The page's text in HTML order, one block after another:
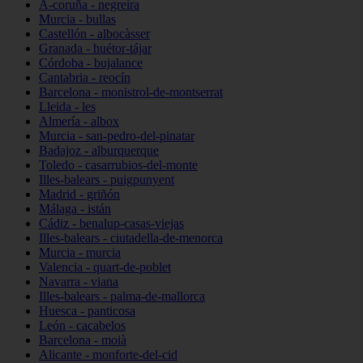
A-coruña - negreira
Murcia - bullas
Castellón - albocàsser
Granada - huétor-tájar
Córdoba - bujalance
Cantabria - reocín
Barcelona - monistrol-de-montserrat
Lleida - les
Almería - albox
Murcia - san-pedro-del-pinatar
Badajoz - alburquerque
Toledo - casarrubios-del-monte
Illes-balears - puigpunyent
Madrid - griñón
Málaga - istán
Cádiz - benalup-casas-viejas
Illes-balears - ciutadella-de-menorca
Murcia - murcia
Valencia - quart-de-poblet
Navarra - viana
Illes-balears - palma-de-mallorca
Huesca - panticosa
León - cacabelos
Barcelona - moià
Alicante - monforte-del-cid